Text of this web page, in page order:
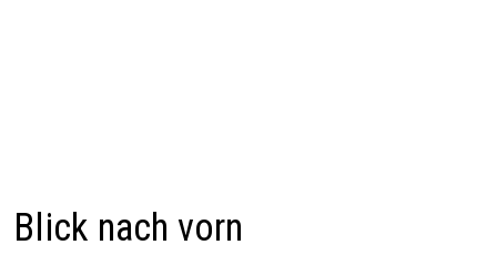
Blick nach vorn